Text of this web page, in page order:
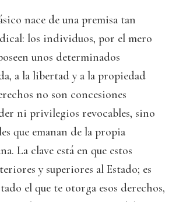
nace de una premisa tan
los individuos, por el mero
unos determinados
a la libertad y a la propiedad
no son concesiones
ni privilegios revocables, sino
que emanan de la propia
La clave está en que estos
y superiores al Estado; es
el que te otorga esos derechos,